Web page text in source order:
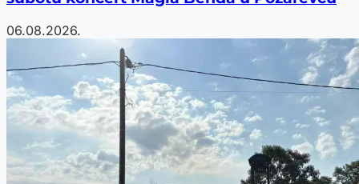
06.08.2026.